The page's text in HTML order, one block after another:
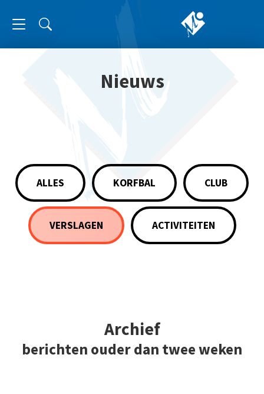
Nieuws
ALLES KORFBAL CLUB
VERSLAGEN ACTIVITEITEN
Archief
berichten ouder dan twee weken